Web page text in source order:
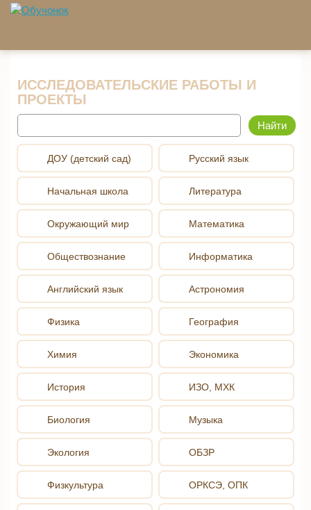
Перейти к основному содержанию
ИССЛЕДОВАТЕЛЬСКИЕ РАБОТЫ И
ПРОЕКТЫ
ДОУ (детский сад)
Начальная школа
Окружающий мир
Обществознание
Английский язык
Русский язык
Литература
Математика
Информатика
Астрономия
Физика
Химия
История
Биология
Экология
География
Экономика
ИЗО, МХК
Музыка
ОБЗР
Физкультура ОРКСЭ, ОПК